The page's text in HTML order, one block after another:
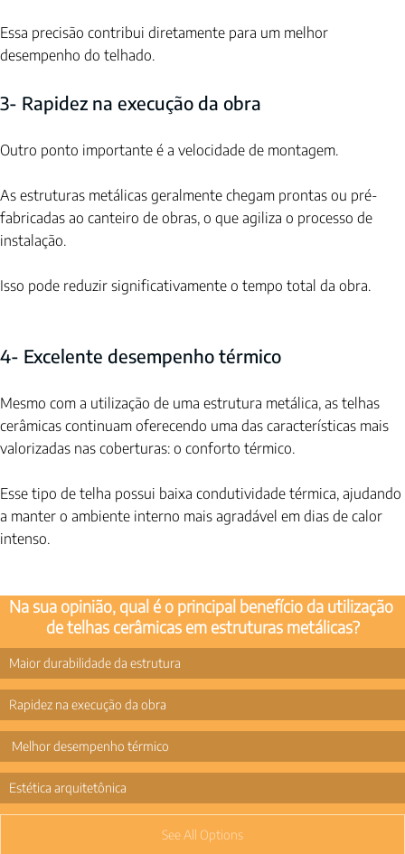
Essa precisão contribui diretamente para um melhor
desempenho do telhado.
3- Rapidez na execução da obra
Outro ponto importante é a velocidade de montagem.
As estruturas metálicas geralmente chegam prontas ou pré-
fabricadas ao canteiro de obras, o que agiliza o processo de
instalação.
Isso pode reduzir significativamente o tempo total da obra.
4- Excelente desempenho térmico
Mesmo com a utilização de uma estrutura metálica, as telhas
cerâmicas continuam oferecendo uma das características mais
valorizadas nas coberturas: o conforto térmico.
Esse tipo de telha possui baixa condutividade térmica, ajudando
a manter o ambiente interno mais agradável em dias de calor
intenso.
Na sua opinião, qual é o principal benefício da utilização
de telhas cerâmicas em estruturas metálicas?
Maior durabilidade da estrutura
Rapidez na execução da obra
Melhor desempenho térmico
Estética arquitetônica
See All Options